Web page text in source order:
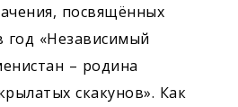
посвящённых
год «Независимый
– родина
скакунов». Как